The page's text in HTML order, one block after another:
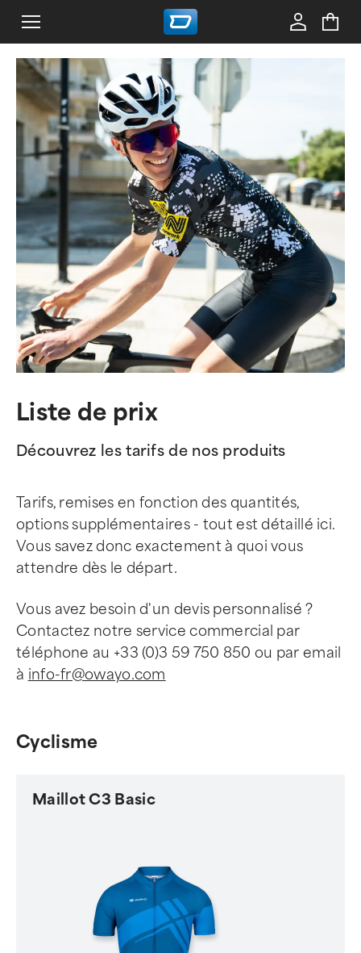
Liste de prix
Découvrez les tarifs de nos produits
Tarifs, remises en fonction des quantités,
options supplémentaires - tout est détaillé ici.
Vous savez donc exactement à quoi vous
attendre dès le départ.
Vous avez besoin d'un devis personnalisé ?
Contactez notre service commercial par
téléphone au +33 (0)3 59 750 850 ou par email
à info-fr@owayo.com
Cyclisme
Maillot C3 Basic